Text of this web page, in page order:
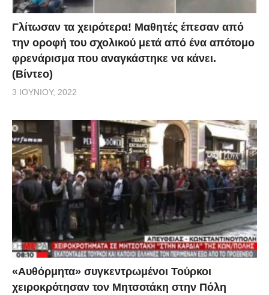
Γλίτωσαν τα χειρότερα! Μαθητές έπεσαν από
την οροφή του σχολικού μετά από ένα απότομο
φρενάρισμα που αναγκάστηκε να κάνει.
(Βίντεο)
3 ΙΟΥΝΊΟΥ, 2022
«Αυθόρμητα» συγκεντρωμένοι Τούρκοι
χειροκρότησαν τον Μητσοτάκη στην Πόλη